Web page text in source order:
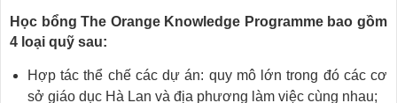
Học bổng The Orange Knowledge Programme bao gồm
4 loại quỹ sau:
Hợp tác thể chế các dự án: quy mô lớn trong đó các cơ
sở giáo dục Hà Lan và địa phương làm việc cùng nhau;